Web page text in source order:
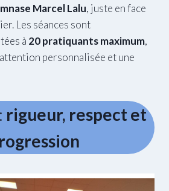
Marcel Lalu, juste en face
Les séances sont
à 20 pratiquants maximum,
personnalisée et une
: rigueur, respect et